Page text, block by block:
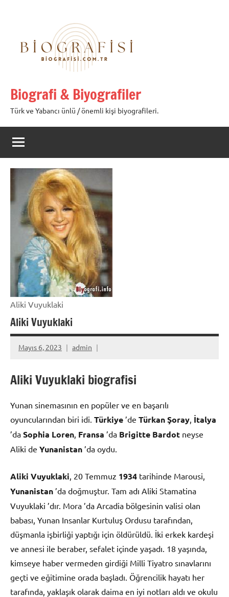
Biografi & Biyografiler
Türk ve Yabancı ünlü / önemli kişi biyografileri.
Aliki Vuyuklaki
Aliki Vuyuklaki
Mayıs 6, 2023 admin
Aliki Vuyuklaki biografisi
Yunan sinemasının en popüler ve en başarılı
oyuncularından biri idi. Türkiye ’de Türkan Şoray İtalya
’da Sophia Loren Fransa ’da Brigitte Bardot neyse
Aliki de Yunanistan ’da oydu.
Aliki Vuyuklaki , 20 Temmuz 1934 tarihinde Marousi,
Yunanistan ’da doğmuştur. Tam adı Aliki Stamatina
Vuyuklaki ’dır. Mora ’da Arcadia bölgesinin valisi olan
babası, Yunan Insanlar Kurtuluş Ordusu tarafından,
düşmanla işbirliği yaptığı için öldürüldü. İki erkek kardeşi
ve annesi ile beraber, sefalet içinde yaşadı. 18 yaşında,
kimseye haber vermeden girdiği Milli Tiyatro sınavlarını
geçti ve eğitimine orada başladı. Öğrencilik hayatı her
tarafında, yaklaşık olarak daima en iyi notları aldı ve okulu